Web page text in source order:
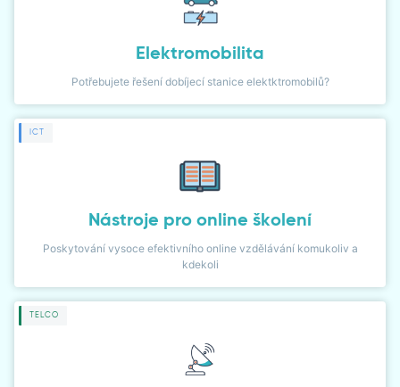
Elektromobilita
Potřebujete řešení dobíjecí stanice elektktromobilů?
ICT
Nástroje pro online školení
Poskytování vysoce efektivního online vzdělávání komukoliv a
kdekoli
TELCO